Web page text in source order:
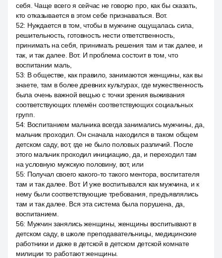
себя. Чаще всего я сейчас не говорю про, как бы сказать,
кто отказывается в этом себе признаваться. Вот.
52: Нуждается в том, чтобы в мужчине ощущалась сила,
решительность, готовность нести ответственность,
принимать на себя, принимать решения там и так далее, и
так, и так далее. Вот. И проблема состоит в том, что
воспитании маль,
53: В обществе, как правило, занимаются женщины, как вы
знаете, там в более древних культурах, где мужественность
была очень важной вещью с точки зрения выживания
соответствующих племён соответствующих социальных
групп.
54: Воспитанием мальчика всегда занимались мужчины, да,
мальчик проходил. Он сначала находился в таком общем
детском саду, вот, где не было половых различий. После
этого мальчик проходил инициацию, да, и переходил там
на условную мужскую половину, вот, или
55: Получал своего какого-то такого ментора, воспитателя
там и так далее. Вот. И уже воспитывался как мужчина, и к
нему были соответствующие требования, предъявлялись
там и так далее. Вся эта система была порушена, да,
воспитанием.
56: Мужчин занялись женщины, женщины воспитывают в
детском саду, в школе преподавательницы, медицинские
работники и даже в детской в детском детской комнате
милиции то работают женщины.